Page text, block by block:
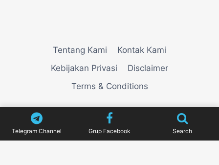
Tentang Kami
Kontak Kami
Kebijakan Privasi
Disclaimer
Terms & Conditions
VIEWNEWZ
Telegram Channel Grup Facebook Search